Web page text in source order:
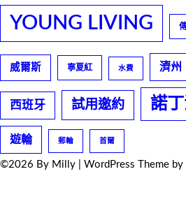
YOUNG LIVING
威爾斯 寧夏紅 水費 濟州
西班牙 試用邀約 諾
遊輪 郵輪 首爾
©2026 By Milly | WordPress Theme by